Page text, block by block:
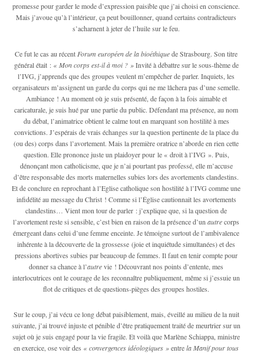
promesse pour garder le mode d’expression paisible que j’ai choisi en conscience.
Mais j’avoue qu’à l’intérieur, ça peut bouillonner, quand certains contradicteurs
s’acharnent à jeter de l’huile sur le feu.
Ce fut le cas au récent Forum européen de la bioéthiquede Strasbourg. Son titre
général était : « Mon corps est-il à moi ? »Invité à débattre sur le sous-thème de
l’IVG, j’apprends que des groupes veulent m’empêcher de parler. Inquiets, les
organisateurs m’assignent un garde du corps qui ne me lâchera pas d’une semelle.
Ambiance ! Au moment où je suis présenté, de façon à la fois aimable et
caricaturale, je suis hué par une partie du public. Défendant ma présence, au nom
du débat, l’animatrice obtient le calme tout en marquant son hostilité à mes
convictions. J’espérais de vrais échanges sur la question pertinente de la place du
(ou des) corps dans l’avortement. Mais la première oratrice n’aborde en rien cette
question. Elle prononce juste un plaidoyer pour le « droit à l’IVG ». Puis,
dénonçant mon catholicisme, que je n’ai pourtant pas professé, elle m’accuse
d’être responsable des morts maternelles subies lors des avortements clandestins.
Et de conclure en reprochant à l’Eglise catholique son hostilité à l’IVG comme une
infidélité au message du Christ ! Comme si l’Église cautionnait les avortements
clandestins… Vient mon tour de parler : j’explique que, si la question de
l’avortement reste si sensible, c’est bien en raison de la présence d’un autrecorps
émergeant dans celui d’une femme enceinte. Je témoigne surtout de l’ambivalence
inhérente à la découverte de la grossesse (joie et inquiétude simultanées) et des
pressions abortives subies par beaucoup de femmes. Il faut en tenir compte pour
donner sa chance à l’autrevie ! Découvrant nos points d’entente, mes
interlocutrices ont le courage de les reconnaître publiquement, même si j’essuie un
flot de critiques et de questions-pièges des groupes hostiles.
Sur le coup, j’ai vécu ce long débat paisiblement, mais, éveillé au milieu de la nuit
suivante, j’ai trouvé injuste et pénible d’être pratiquement traité de meurtrier sur un
sujet où je suis engagé pour la vie fragile. Et voilà que Marlène Schiappa, ministre
en exercice, ose voir des « convergences idéologiques »entrela Manif pour tous